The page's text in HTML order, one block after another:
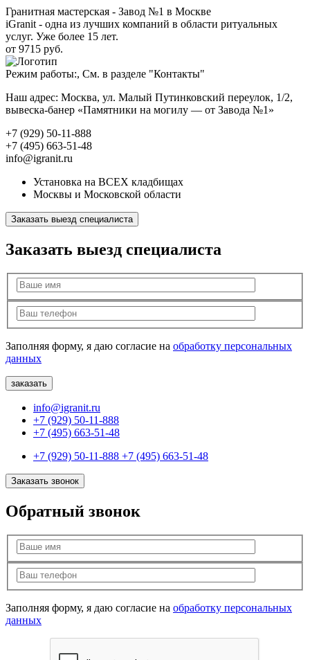
Гранитная мастерская - Завод №1 в Москве
iGranit - одна из лучших компаний в области ритуальных
услуг. Уже более 15 лет.
от 9715 руб.
Режим работы:, См. в разделе "Контакты"
Наш адрес: Москва, ул. Малый Путинковский переулок, 1/2,
вывеска-банер «Памятники на могилу — от Завода №1»
+7 (929) 50-11-888
+7 (495) 663-51-48
info@igranit.ru
Установка на ВСЕХ кладбищах
Москвы и Московской области
Заказать выезд специалиста
Заказать выезд специалиста
Заполняя форму, я даю согласие на обработку персональных
данных
info@igranit.ru
+7 (929) 50-11-888
+7 (495) 663-51-48
+7 (929) 50-11-888 +7 (495) 663-51-48
Заказать звонок
Обратный звонок
Заполняя форму, я даю согласие на обработку персональных
данных